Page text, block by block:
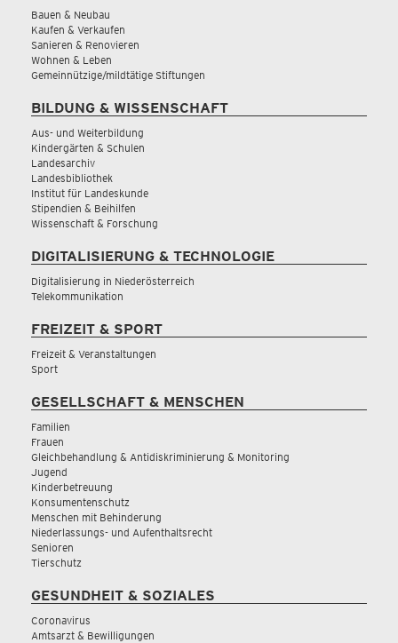
Bauen & Neubau
Kaufen & Verkaufen
Sanieren & Renovieren
Wohnen & Leben
Gemeinnützige/mildtätige Stiftungen
BILDUNG & WISSENSCHAFT
Aus- und Weiterbildung
Kindergärten & Schulen
Landesarchiv
Landesbibliothek
Institut für Landeskunde
Stipendien & Beihilfen
Wissenschaft & Forschung
DIGITALISIERUNG & TECHNOLOGIE
Digitalisierung in Niederösterreich
Telekommunikation
FREIZEIT & SPORT
Freizeit & Veranstaltungen
Sport
GESELLSCHAFT & MENSCHEN
Familien
Frauen
Gleichbehandlung & Antidiskriminierung & Monitoring
Jugend
Kinderbetreuung
Konsumentenschutz
Menschen mit Behinderung
Niederlassungs- und Aufenthaltsrecht
Senioren
Tierschutz
GESUNDHEIT & SOZIALES
Coronavirus
Amtsarzt & Bewilligungen